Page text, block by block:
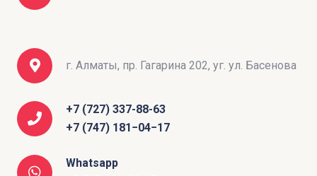
г. Алматы, пр. Гагарина 202, уг. ул. Басенова
+7 (727) 337-88-63
+7 (747) 181−04−17
Whatsapp